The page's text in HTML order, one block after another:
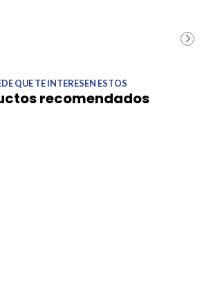
QUE TE INTERESEN ESTOS
recomendados